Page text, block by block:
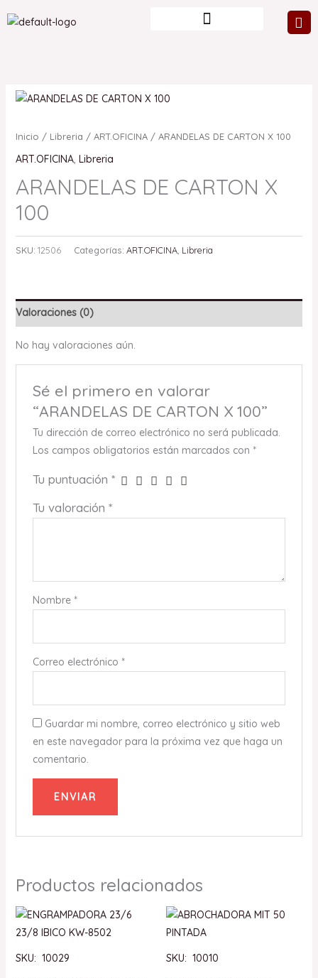
al
Inicio / Libreria / ART.OFICINA/ ARANDELAS DE CARTON X 100
ART.OFICINA, Libreria
ARANDELAS DE CARTON X
100
SKU: 12506 Categorías: ART.OFICINA, Libreria
Valoraciones (0)
No hay valoraciones aún.
Sé el primero en valorar
“ARANDELAS DE CARTON X 100”
Tu dirección de correo electrónico no será publicada.
Los campos obligatorios están marcados con *
Tu puntuación *
Tu valoración *
Nombre *
Correo electrónico *
Guardar mi nombre, correo electrónico y sitio web
en este navegador para la próxima vez que haga un
comentario.
Productos relacionados
SKU: 10029 SKU: 10010